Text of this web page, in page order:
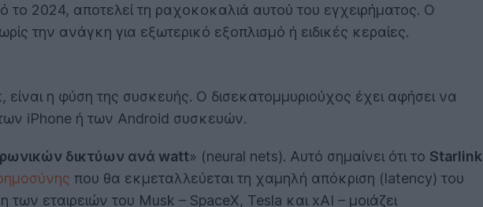
το 2024, αποτελεί τη ραχοκοκαλιά αυτού του εγχειρήματος. Ο
την ανάγκη για εξωτερικό εξοπλισμό ή ειδικές κεραίες.
η φύση της συσκευής. Ο δισεκατομμυριούχος έχει αφήσει να
iPhone ή των Android συσκευών.
δικτύων ανά watt» (neural nets). Αυτό σημαίνει ότι το Starlink
που θα εκμεταλλεύεται τη χαμηλή απόκριση (latency) του
εταιρειών του Musk – SpaceX, Tesla και xAI – μοιάζει